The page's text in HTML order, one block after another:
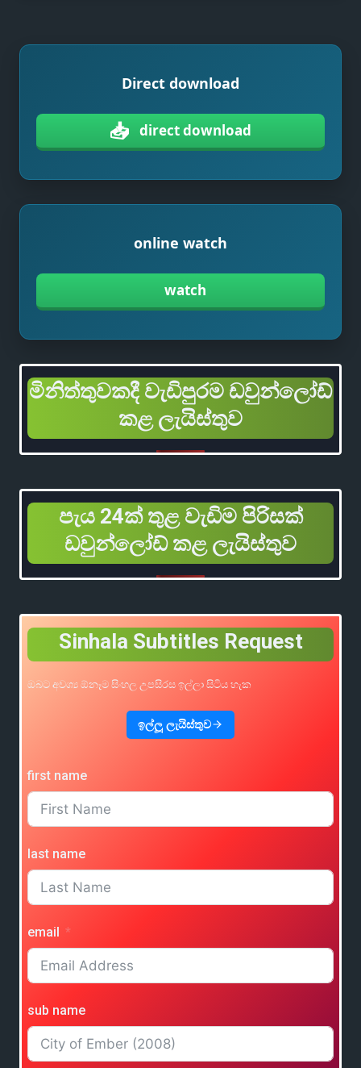
Direct download
📥 direct download
online watch
watch
මිනිත්තුවකදී වැඩිපුරම ඩවුන්ලෝඩ්
කළ ලැයිස්තුව
පැය 24ක් තුළ වැඩිම පිරිසක්
ඩවුන්ලෝඩ් කළ ලැයිස්තුව
Sinhala Subtitles Request
ඔබට අවශ්‍ය ඕනෑම සිංහල උපසිරස ඉල්ලා සිටිය හැක
ඉල්ලූ ලැයිස්තුව
first name
last name
email
sub name